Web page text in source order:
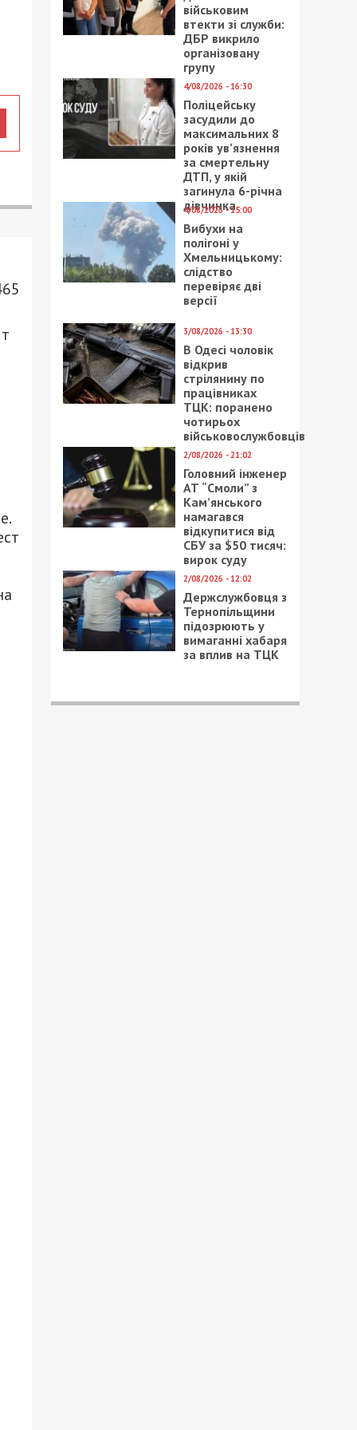
військовим
втекти зі служби:
ДБР викрило
організовану
групу
4/08/2026 - 16:30
Поліцейську
засудили до
максимальних 8
років ув’язнення
за смертельну
ДТП, у якій
загинула 6-річна
дівчинка
4/08/2026 - 15:00
Вибухи на
полігоні у
Хмельницькому:
слідство
перевіряє дві
версії
3/08/2026 - 13:30
В Одесі чоловік
відкрив
стрілянину по
працівниках
ТЦК: поранено
чотирьох
військовослужбовців
2/08/2026 - 21:02
Головний інженер
АТ “Смоли” з
Кам’янського
намагався
відкупитися від
СБУ за $50 тисяч:
вирок суду
2/08/2026 - 12:02
Держслужбовця з
Тернопільщини
підозрюють у
вимаганні хабаря
за вплив на ТЦК